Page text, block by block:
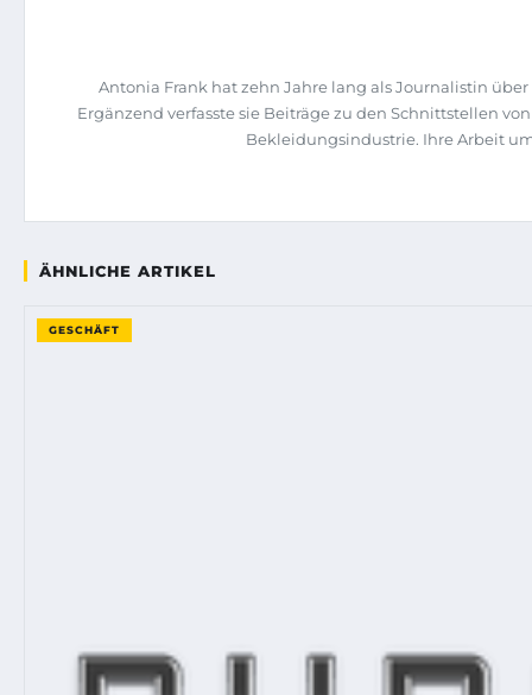
Antonia Frank hat zehn Jahre lang als Journalistin
Ergänzend verfasste sie Beiträge zu den Schnittstellen
Bekleidungsindustrie. Ihre Arbeit
ÄHNLICHE ARTIKEL
GESCHÄFT